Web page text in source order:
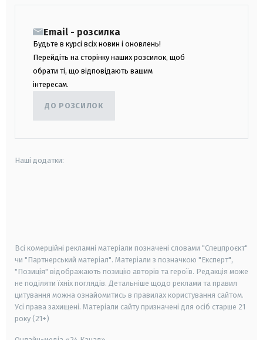
Email - розсилка
Будьте в курсі всіх новин і оновлень!
Перейдіть на сторінку наших розсилок, щоб
обрати ті, що відповідають вашим
інтересам.
ДО РОЗСИЛОК
Наші додатки:
Всі комерційні рекламні матеріали позначені словами "Спецпроєкт"
чи "Партнерський матеріал". Матеріали з позначкою "Експерт",
"Позиція" відображають позицію авторів та героїв. Редакція може
не поділяти їхніх поглядів. Детальніше щодо реклами та правил
цитування можна ознайомитись в правилах користування сайтом.
Усі права захищені. Матеріали сайту призначені для осіб старше 21
року (21+)